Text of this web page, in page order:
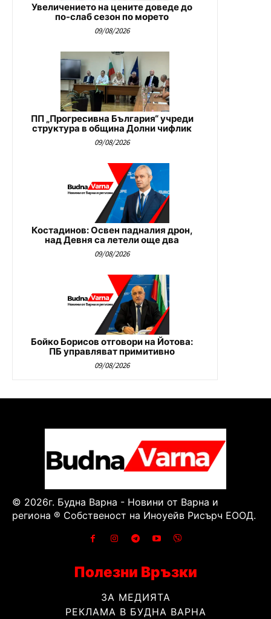
Увеличението на цените доведе до
по-слаб сезон по морето
09/08/2026
ПП „Прогресивна България“ учреди
структура в община Долни чифлик
09/08/2026
Костадинов: Освен падналия дрон,
над Девня са летели още два
09/08/2026
Бойко Борисов отговори на Йотова:
ПБ управляват примитивно
09/08/2026
© 2026г. Будна Варна - Новини от Варна и
региона ® Собственост на Иноуейв Рисърч ЕООД.
Полезни Връзки
ЗА МЕДИЯТА
РЕКЛАМА В БУДНА ВАРНА